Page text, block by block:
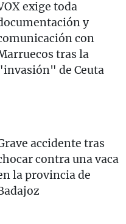
exige toda
y
con
tras la
de Ceuta
accidente tras
contra una vaca
la provincia de